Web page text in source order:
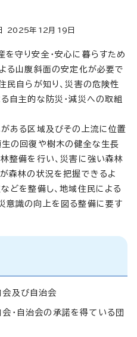
2025年 12月 19 日
守り安全・安心に暮らすため
る山腹斜面の安定化が必要で
民自らが知り、災害の危険性
自主的な防災・減災への取組
ある区域及びその上流に位置
の回復や樹木の健全な生長
整備を行い、災害に強い森林
森林の状況を把握できるよ
どを整備し、地域住民による
意識の向上を図る整備に要す
及び自治会
・自治会の承諾を得ている団